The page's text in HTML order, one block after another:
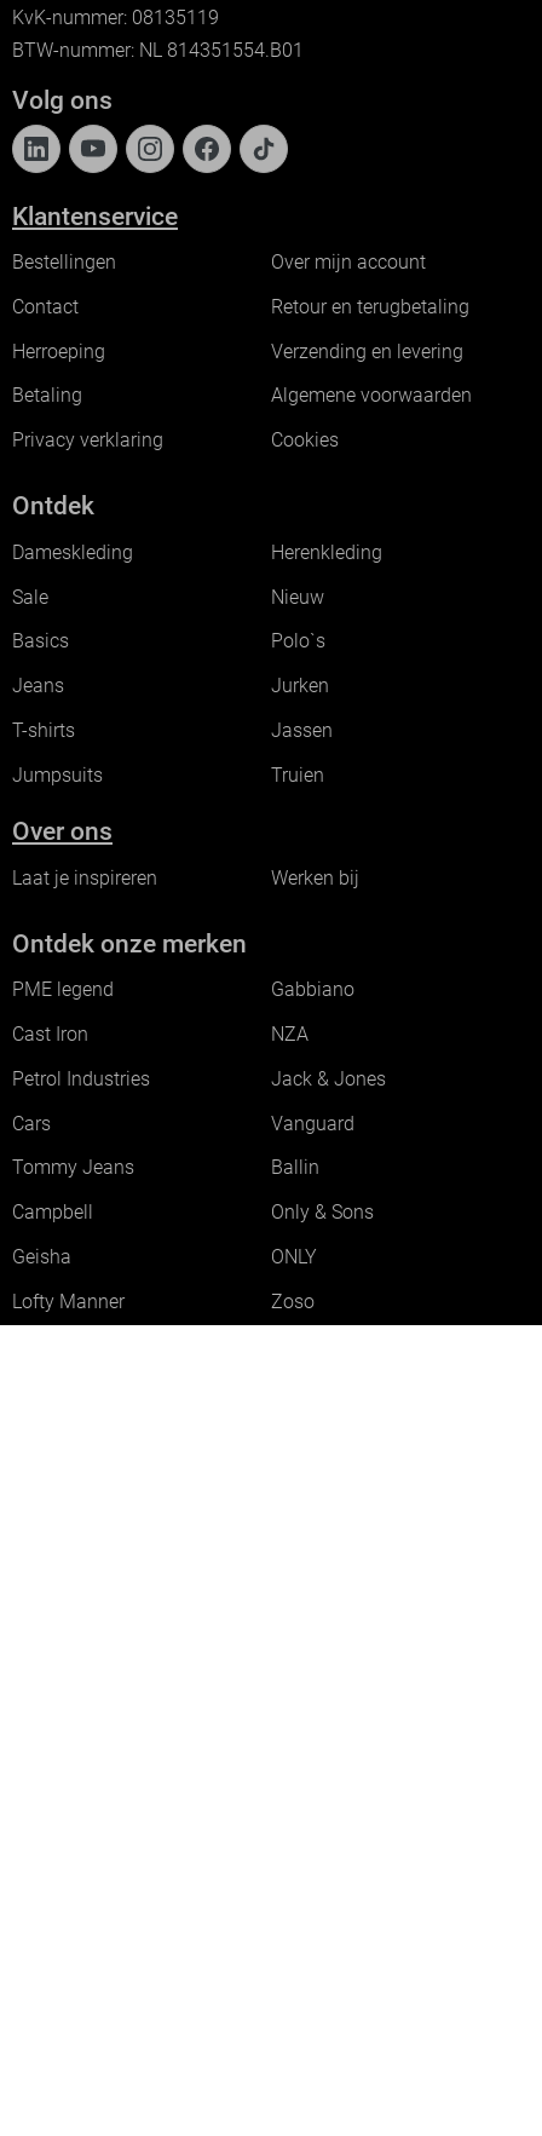
KvK-nummer: 08135119
BTW-nummer: NL 814351554.B01
Volg ons
Klantenservice
Bestellingen
Over mijn account
Contact
Retour en terugbetaling
Herroeping
Verzending en levering
Betaling
Algemene voorwaarden
Privacy verklaring
Cookies
Ontdek
Dameskleding
Herenkleding
Sale
Nieuw
Basics
Polo`s
Jeans
Jurken
T-shirts
Jassen
Jumpsuits
Truien
Over ons
Laat je inspireren Werken bij
Ontdek onze merken
PME legend
Gabbiano
Cast Iron
NZA
Petrol Industries
Jack & Jones
Cars
Vanguard
Tommy Jeans
Ballin
Campbell
Only & Sons
Geisha
ONLY
Lofty Manner
Zoso